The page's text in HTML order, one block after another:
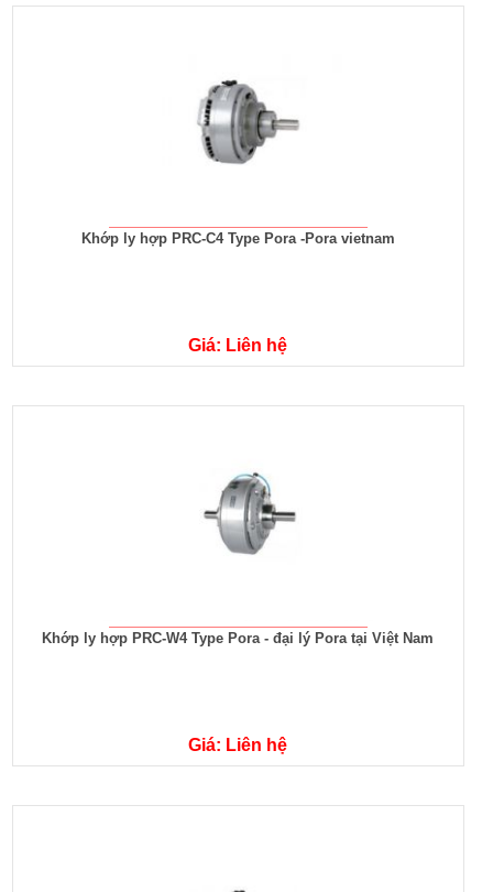
Khớp ly hợp PRC-C4 Type Pora -Pora vietnam
Giá: Liên hệ
Khớp ly hợp PRC-W4 Type Pora - đại lý Pora tại Việt Nam
Giá: Liên hệ